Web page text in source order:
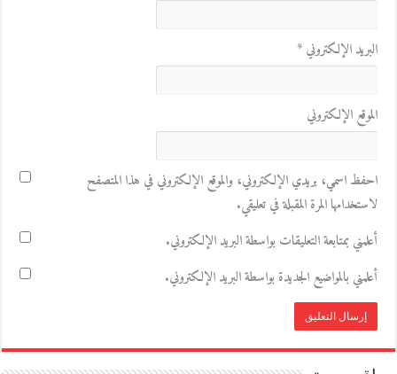
البريد الإلكتروني*
الموقع الإلكتروني
احفظ اسمي، بريدي الإلكتروني، والموقع الإلكتروني في هذا المتصفح
لاستخدامها المرة المقبلة في تعليقي.
أعلمني بمتابعة التعليقات بواسطة البريد الإلكتروني.
أعلمني بالمواضيع الجديدة بواسطة البريد الإلكتروني.